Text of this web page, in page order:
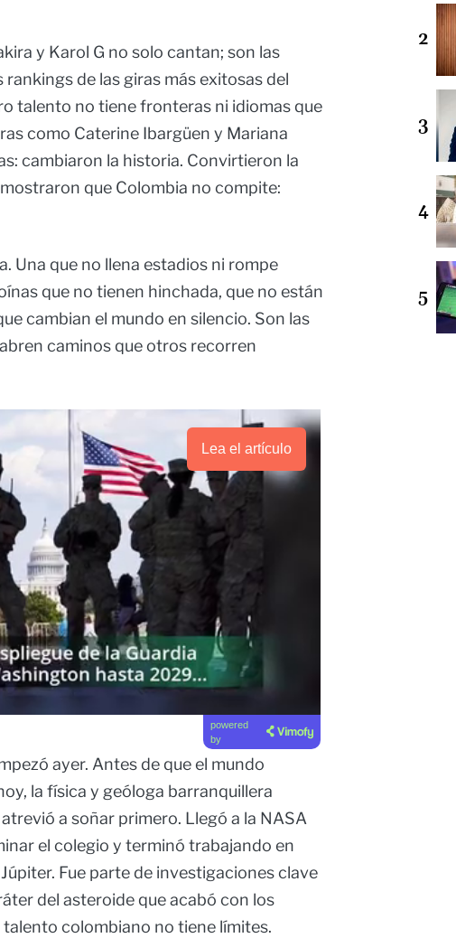
y Karol G no solo cantan; son las
de las giras más exitosas del
talento no tiene fronteras ni idiomas que
como Caterine Ibargüen y Mariana
cambiaron la historia. Convirtieron la
que Colombia no compite:
Una que no llena estadios ni rompe
que no tienen hinchada, que no están
cambian el mundo en silencio. Son las
caminos que otros recorren
Lea el artículo
powered
by
ayer. Antes de que el mundo
la física y geóloga barranquillera
a soñar primero. Llegó a la NASA
el colegio y terminó trabajando en
Fue parte de investigaciones clave
del asteroide que acabó con los
colombiano no tiene límites.